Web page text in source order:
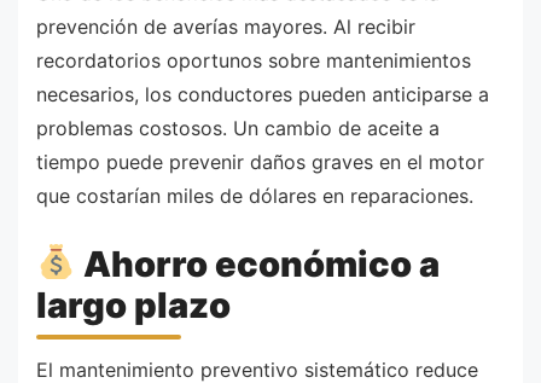
prevención de averías mayores. Al recibir
recordatorios oportunos sobre mantenimientos
necesarios, los conductores pueden anticiparse a
problemas costosos. Un cambio de aceite a
tiempo puede prevenir daños graves en el motor
que costarían miles de dólares en reparaciones.
Ahorro económico a
largo plazo
El mantenimiento preventivo sistemático reduce